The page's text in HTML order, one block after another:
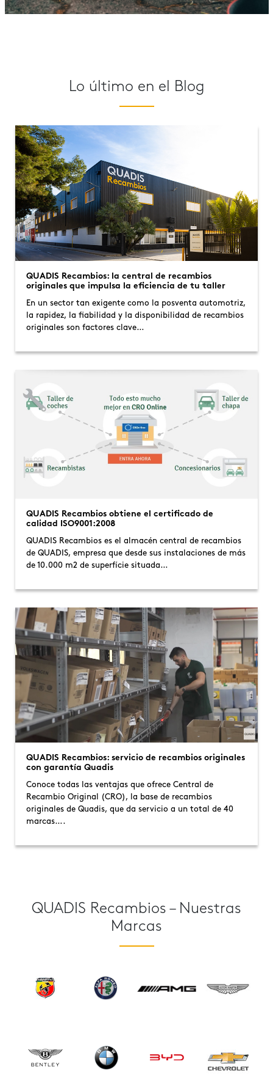
Lo último en el Blog
QUADIS Recambios: la central de recambios
originales que impulsa la eficiencia de tu taller
En un sector tan exigente como la posventa automotriz,
la rapidez, la fiabilidad y la disponibilidad de recambios
originales son factores clave…
QUADIS Recambios obtiene el certificado de
calidad ISO9001:2008
QUADIS Recambios es el almacén central de recambios
de QUADIS, empresa que desde sus instalaciones de más
de 10.000 m2 de superfície situada…
QUADIS Recambios: servicio de recambios originales
con garantía Quadis
Conoce todas las ventajas que ofrece Central de
Recambio Original (CRO), la base de recambios
originales de Quadis, que da servicio a un total de 40
marcas….
QUADIS Recambios – Nuestras
Marcas